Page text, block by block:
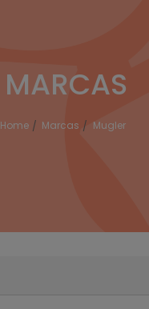
MARCAS
Home Marcas Mugler